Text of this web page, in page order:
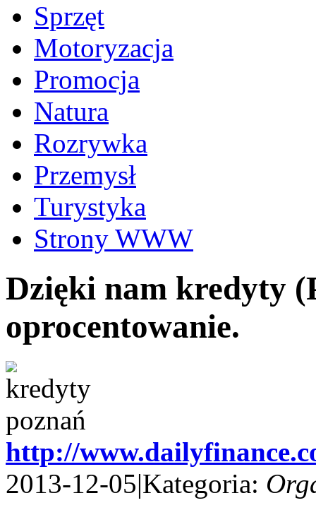
Sprzęt
Motoryzacja
Promocja
Natura
Rozrywka
Przemysł
Turystyka
Strony WWW
Dzięki nam kredyty
oprocentowanie.
http://
2013-12-05|Kategoria: